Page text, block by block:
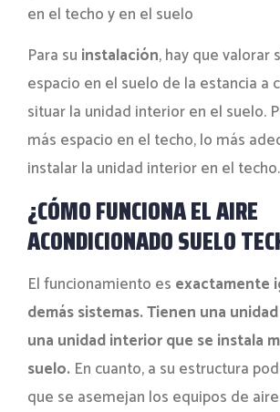
en el techo y en el suelo
Para su instalación, hay que valorar
espacio en el suelo de la estancia a
situar la unidad interior en el suelo.
más espacio en el techo, lo más
instalar la unidad interior en el techo.
¿CÓMO FUNCIONA EL AIRE
ACONDICIONADO SUELO
El funcionamiento es exactamente
demás sistemas. Tienen una
una unidad interior que se instala
suelo. En cuanto, a su estructura
que se asemejan los equipos de aire